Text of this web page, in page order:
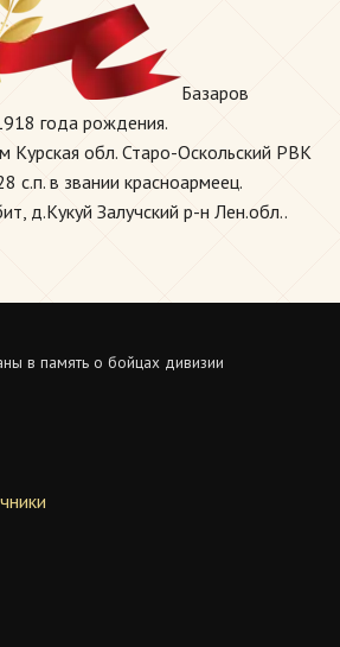
Базаров
года рождения.
Курская обл. Старо-Оскольский РВК
с.п. в звании красноармеец.
д.Кукуй Залучский р-н Лен.обл..
в память о бойцах дивизии